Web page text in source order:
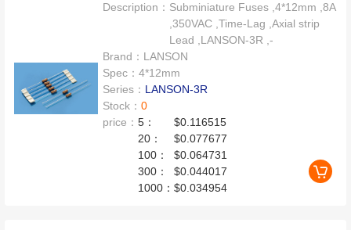
Description： Subminiature Fuses ,4*12mm ,8A
,350VAC ,Time-Lag ,Axial strip
Lead ,LANSON-3R ,-
Brand： LANSON
Spec：4*12mm
Series： LANSON-3R
Stock：0
price：5：
$0.116515
20：
$0.077677
100：
$0.064731
300：
$0.044017
1000：$0.034954